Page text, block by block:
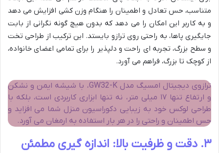
متناسب، حس تعادل و اطمینان را هنگام وزن کشی افزایش می دهد
و به کاربر این امکان را می دهد که بدون هیچ گونه نگرانی از بابت
جایگیری پاها، به راحتی روی ترازو بایستد. این ترکیب از طراحی تخت
و سطح بزرگ، تجربه ای راحت و دلپذیر را برای تمامی اعضای خانواده،
از کوچک تا بزرگ، فراهم می آورد.
ترازوی دیجیتال امسیگ مدل GW32-K، با شیشه ایمن و نشکن
و ارتفاع تنها ۱۷ میلی متر، نه تنها ابزاری کاربردی است، بلکه با
طراحی لوکس خود به زیبایی دکوراسیون منزل شما می افزاید و
حس اطمینان و راحتی را در هر بار استفاده به ارمغان می آورد.
۳. دقت و ظرفیت بالا: اندازه گیری مطمئن